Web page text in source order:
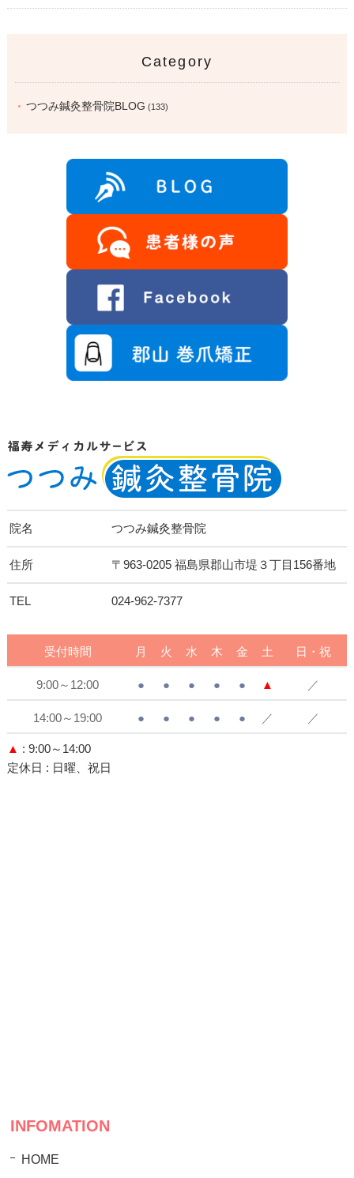
Category
つつみ鍼灸整骨院BLOG (133)
院名 つつみ鍼灸整骨院
住所 〒963-0205 福島県郡山市堤３丁目156番地
TEL 024-962-7377
受付時間 月 火 水 木 金 土 日・祝
9:00～12:00 ● ● ● ● ● ▲ ／
14:00～19:00 ● ● ● ● ● ／ ／
▲ : 9:00～14:00
定休日 : 日曜、祝日
INFOMATION
HOME